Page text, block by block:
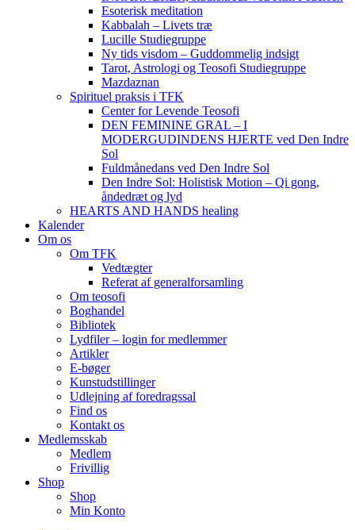
Esoterisk meditation
Kabbalah – Livets træ
Lucille Studiegruppe
Ny tids visdom – Guddommelig indsigt
Tarot, Astrologi og Teosofi Studiegruppe
Mazdaznan
Spirituel praksis i TFK
Center for Levende Teosofi
DEN FEMININE GRAL – I
MODERGUDINDENS HJERTE ved Den Indre
Sol
Fuldmånedans ved Den Indre Sol
Den Indre Sol: Holistisk Motion – Qi gong,
åndedræt og lyd
HEARTS AND HANDS healing
Kalender
Om os
Om TFK
Vedtægter
Referat af generalforsamling
Om teosofi
Boghandel
Bibliotek
Lydfiler – login for medlemmer
Artikler
E-bøger
Kunstudstillinger
Udlejning af foredragssal
Find os
Kontakt os
Medlemsskab
Medlem
Frivillig
Shop
Shop
Min Konto